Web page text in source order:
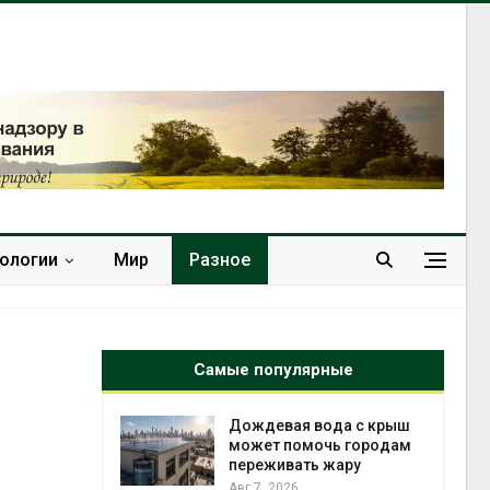
Мир Разное
Самые популярные
Приложение «Экопульс»
для контроля мусорных
площадок запустят в
сентябре